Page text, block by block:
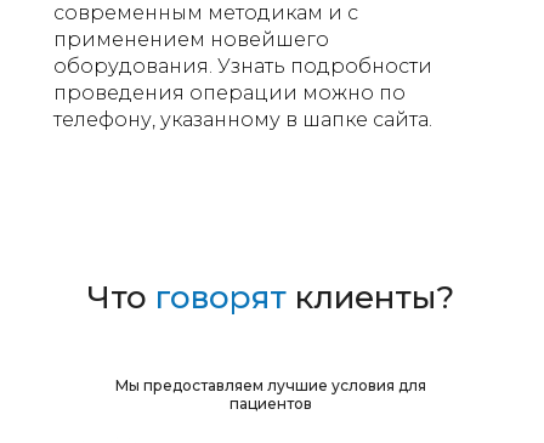
современным методикам и с
применением новейшего
оборудования. Узнать подробности
проведения операции можно по
телефону, указанному в шапке сайта.
Что говорят клиенты?
Мы предоставляем лучшие условия для
пациентов